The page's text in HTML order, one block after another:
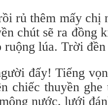
rủ thêm mấy chị
chút sẽ ra đồng
lúa. Trời
đấy! Tiếng
chiếc thuyền
nước, lưới